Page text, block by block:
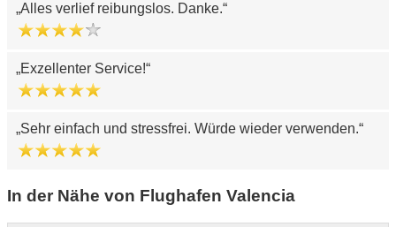
Alles verlief reibungslos. Danke.
Exzellenter Service!
Sehr einfach und stressfrei. Würde wieder verwenden.
In der Nähe von Flughafen Valencia